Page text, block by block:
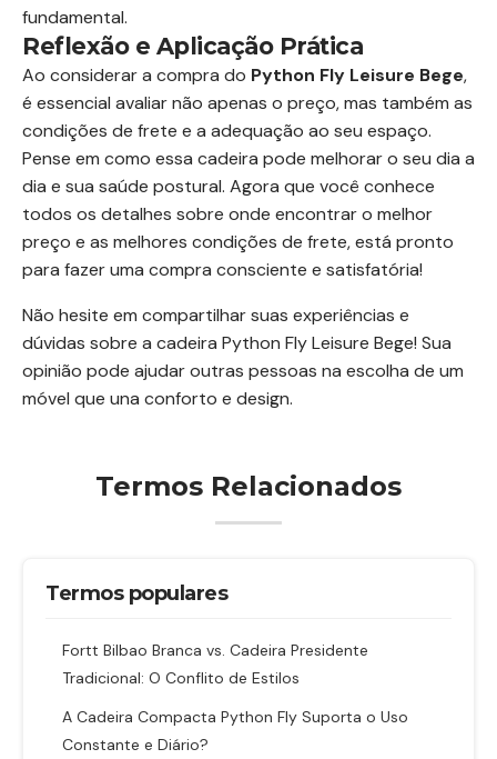
fundamental.
Reflexão e Aplicação Prática
Ao considerar a compra do Python Fly Leisure Bege,
é essencial avaliar não apenas o preço, mas também as
condições de frete e a adequação ao seu espaço.
Pense em como essa cadeira pode melhorar o seu dia a
dia e sua saúde postural. Agora que você conhece
todos os detalhes sobre onde encontrar o melhor
preço e as melhores condições de frete, está pronto
para fazer uma compra consciente e satisfatória!
Não hesite em compartilhar suas experiências e
dúvidas sobre a cadeira Python Fly Leisure Bege! Sua
opinião pode ajudar outras pessoas na escolha de um
móvel que una conforto e design.
Termos Relacionados
Termos populares
Fortt Bilbao Branca vs. Cadeira Presidente
Tradicional: O Conflito de Estilos
A Cadeira Compacta Python Fly Suporta o Uso
Constante e Diário?